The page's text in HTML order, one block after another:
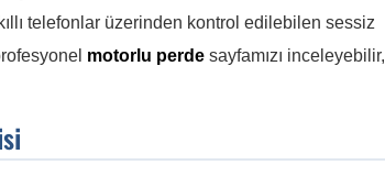
telefonlar üzerinden kontrol edilebilen sessiz
motorlu perdesayfamızı inceleyebilir,